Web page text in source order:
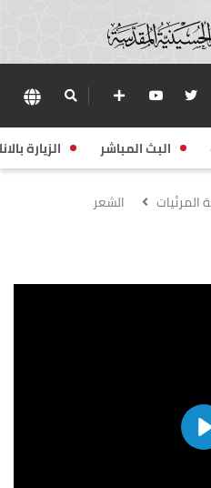
البث المباشر الزيارة
المرئيات
الشعر